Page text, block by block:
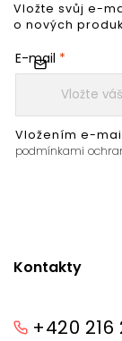
Kontakty
+420 216
Vložte svůj e-
o nových
E-mail
Vložením e-
podmínkami